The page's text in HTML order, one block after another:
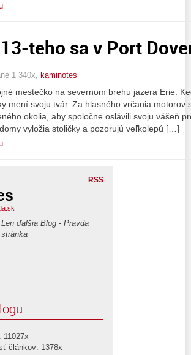
teho sa v Port
1 340x, kaminotes
mestečko na severnom brehu jazera Erie.
mení svoju tvár. Za hlasného vrčania motorov
okolia, aby spoločne oslávili svoju vášeň
vyložia stoličky a pozorujú veľkolepú […]
RSS
Len ďalšia Blog - Pravda
stránka
článkov: 1378x